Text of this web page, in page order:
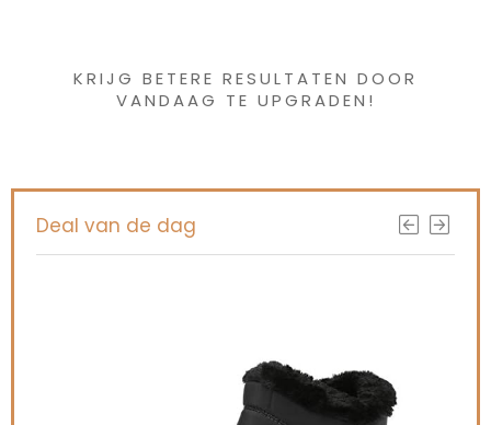
KRIJG BETERE RESULTATEN DOOR
VANDAAG TE UPGRADEN!
Deal van de dag